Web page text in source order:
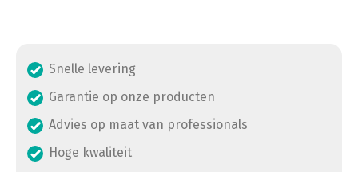
Snelle levering
Garantie op onze producten
Advies op maat van professionals
Hoge kwaliteit